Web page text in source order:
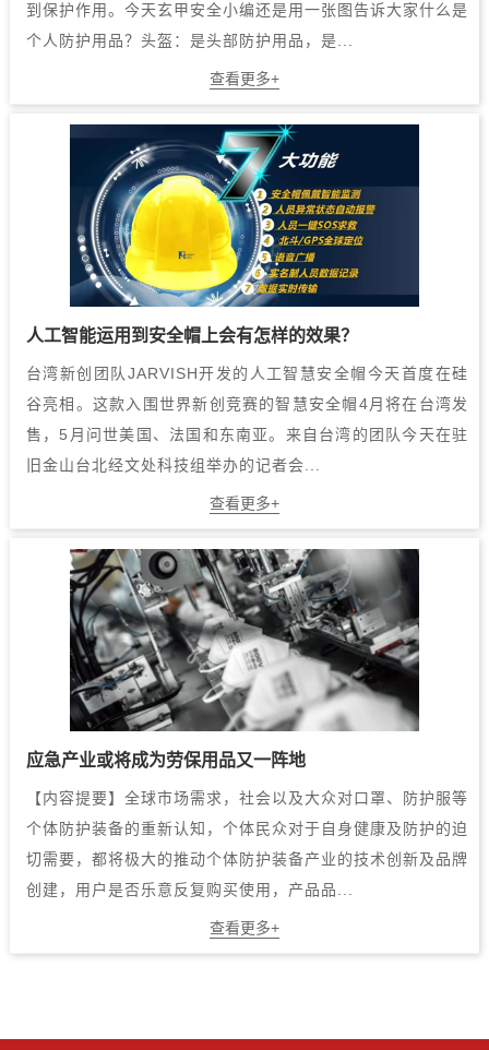
到保护作用。今天玄甲安全小编还是用一张图告诉大家什么是
个人防护用品？头盔：是头部防护用品，是...
查看更多+
人工智能运用到安全帽上会有怎样的效果？
台湾新创团队JARVISH开发的人工智慧安全帽今天首度在硅
谷亮相。这款入围世界新创竞赛的智慧安全帽4月将在台湾发
售，5月问世美国、法国和东南亚。来自台湾的团队今天在驻
旧金山台北经文处科技组举办的记者会...
查看更多+
应急产业或将成为劳保用品又一阵地
【内容提要】全球市场需求，社会以及大众对口罩、防护服等
个体防护装备的重新认知，个体民众对于自身健康及防护的迫
切需要，都将极大的推动个体防护装备产业的技术创新及品牌
创建，用户是否乐意反复购买使用，产品品...
查看更多+